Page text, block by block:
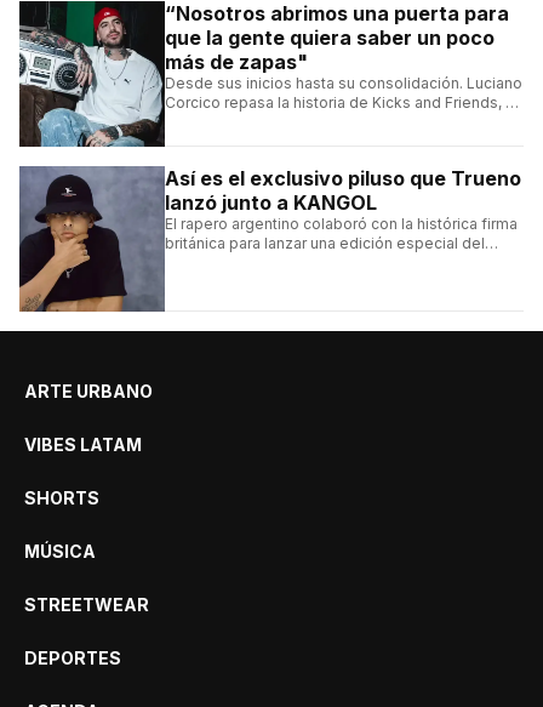
“Nosotros abrimos una puerta para
que la gente quiera saber un poco
más de zapas"
Desde sus inicios hasta su consolidación. Luciano
Corcico repasa la historia de Kicks and Friends, el
Así es el exclusivo piluso que Trueno
lanzó junto a KANGOL
El rapero argentino colaboró con la histórica firma
británica para lanzar una edición especial del
ARTE URBANO
VIBES LATAM
SHORTS
MÚSICA
STREETWEAR
DEPORTES